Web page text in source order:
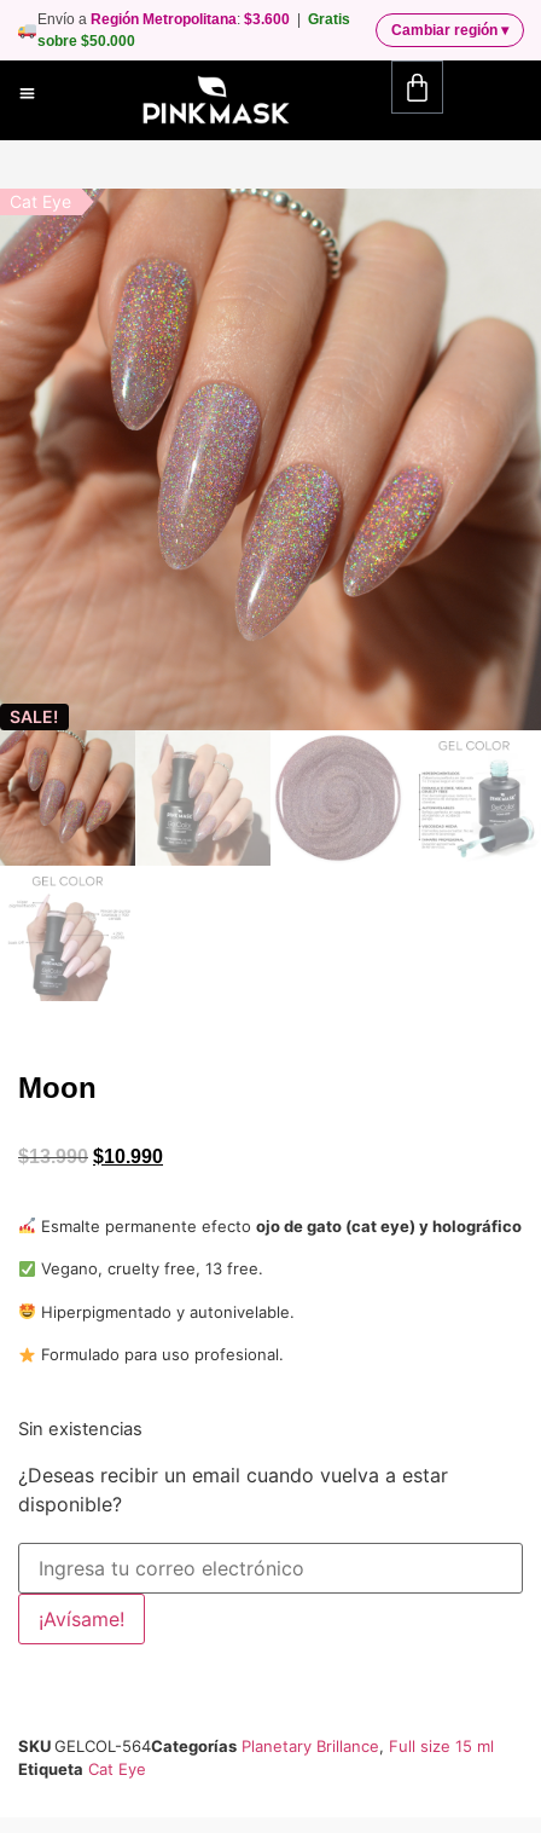
Envío a Región Metropolitana:$3.600 |Gratis
sobre $50.000
Cambiar región ▾
Cat Eye
SALE!
Moon
$13.990 $10.990
Esmalte permanente efecto ojo de gato (cat eye) y holográfico
Vegano, cruelty free, 13 free.
Hiperpigmentado y autonivelable.
Formulado para uso profesional.
Sin existencias
¿Deseas recibir un email cuando vuelva a estar
disponible?
¡Avísame!
SKUGELCOL-564Categorías Planetary Brillance, Full size 15 ml
Etiqueta Cat Eye